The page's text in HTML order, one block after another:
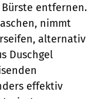
entfernen.
nimmt
alternativ
Duschgel
effektiv